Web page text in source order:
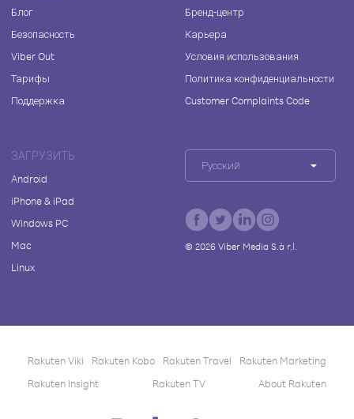
Блог
Безопасность
Viber Out
Тарифы
Поддержка
Бренд-центр
Карьера
Условия использования
Политика конфиденциальности
Customer Complaints Code
ЗАГРУЗИТЬ
Android
iPhone & iPad
Windows PC
Mac
Linux
Русский
© 2026Viber Media S.à r.l.
Rakuten Viki Rakuten Kobo Rakuten Travel
Rakuten Marketing
Rakuten Insight
Rakuten TV About Rakuten